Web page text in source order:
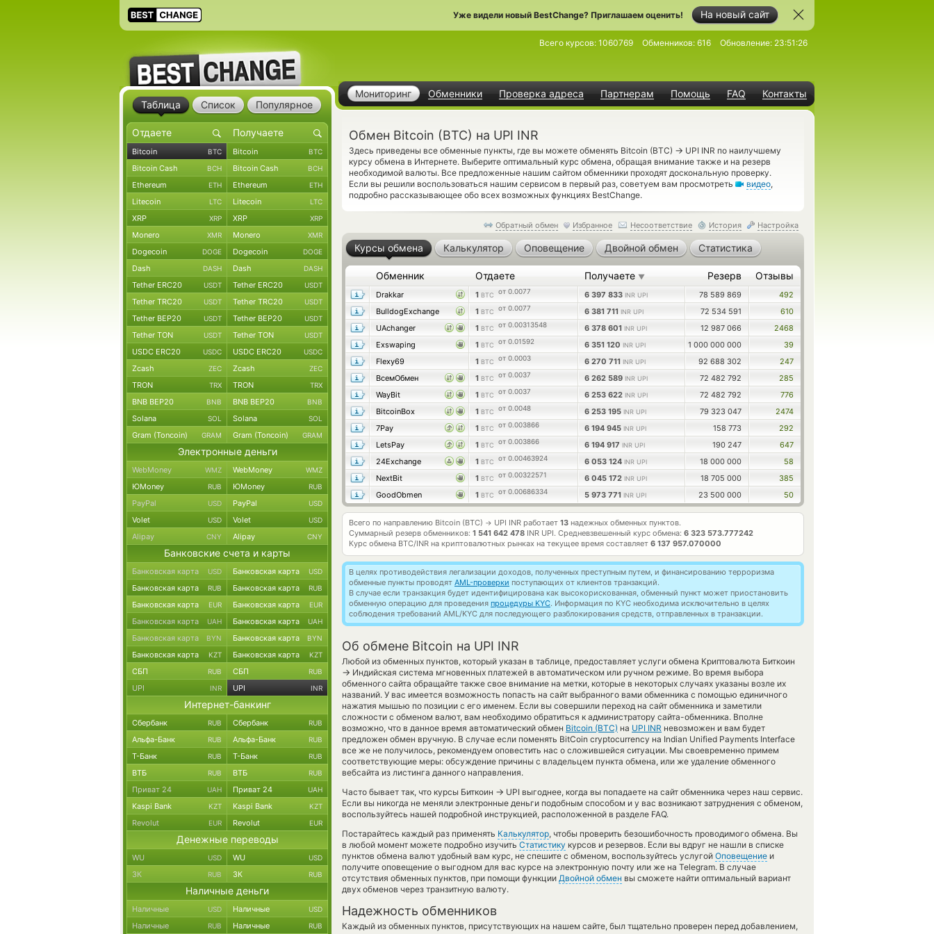
На новый сайт
Уже видели новый BestChange? Приглашаем оценить!
Мониторинг Обменники Проверка адреса Партнерам Помощь FAQ Контакты
Всего курсов: 1060769 Обменников: 616 Обновление: 23:51:26
Обмен Bitcoin (BTC) на UPI INR
Здесь приведены все обменные пункты, где вы можете обменять Bitcoin (BTC) → UPI INR по наилучшему
курсу обмена в Интернете. Выберите оптимальный курс обмена, обращая внимание также и на резерв
необходимой валюты. Все предложенные нашим сайтом обменники проходят доскональную проверку.
Если вы решили воспользоваться нашим сервисом в первый раз, советуем вам просмотреть
видео,
подробно рассказывающее обо всех возможных функциях BestChange.
Обратный обмен Избранное Несоответствие История Настройка
Курсы обмена Калькулятор Оповещение Двойной обмен Статистика
Обменник Отдаете Получаете ▼ Резерв Отзывы
Drakkar 1 BTC от 0.0077 6 397 833 INR UPI 78 589 869
492
BulldogExchange
1 BTC от 0.0077 6 381 711 INR UPI 72 534 591
610
UAchanger
1 BTC от 0.00313548 6 378 601 INR UPI 12 987 066
2468
Exswaping
1 BTC от 0.01592 6 351 120 INR UPI 1 000 000 000
39
Flexy69
1 BTC от 0.0003 6 270 711 INR UPI 92 688 302
247
ВсемОбмен
1 BTC от 0.0037 6 262 589 INR UPI 72 482 792
285
WayBit
1 BTC от 0.0037 6 253 622 INR UPI 72 482 792
776
BitcoinBox
1 BTC от 0.0048 6 253 195 INR UPI 79 323 047
2474
7Pay
1 BTC от 0.003866 6 194 945 INR UPI 158 773
292
LetsPay
1 BTC от 0.003866 6 194 917 INR UPI 190 247
647
24Exchange
1 BTC от 0.00463924 6 053 124 INR UPI 18 000 000
58
NextBit
1 BTC от 0.00322571 6 045 172 INR UPI 18 705 000
385
GoodObmen
1 BTC от 0.00686334 5 973 771 INR UPI 23 500 000 50
Всего по направлению Bitcoin (BTC) → UPI INR работает 13 надежных обменных пунктов.
Суммарный резерв обменников: 1 541 642 478 INR UPI. Средневзвешенный курс обмена: 6 323 573.777242
Курс обмена BTC/INR на криптовалютных рынках на текущее время составляет 6 137 957.070000
В целях противодействия легализации доходов, полученных преступным путем, и финансированию терроризма
обменные пункты проводят AML-проверки поступающих от клиентов транзакций.
В случае если транзакция будет идентифицирована как высокорискованная, обменный пункт может приостановить
обменную операцию для проведения процедуры KYC. Информация по KYC необходима исключительно в целях
соблюдения требований AML/KYC для последующего разблокирования средств, отправленных в транзакции.
Об обмене Bitcoin на UPI INR
Любой из обменных пунктов, который указан в таблице, предоставляет услуги обмена Криптовалюта Биткоин
→ Индийская система мгновенных платежей в автоматическом или ручном режиме. Во время выбора
обменного сайта обращайте также свое внимание на метки, которые в некоторых случаях указаны возле их
названий. У вас имеется возможность попасть на сайт выбранного вами обменника с помощью единичного
нажатия мышью по позиции с его именем. Если вы совершили переход на сайт обменника и заметили
сложности с обменом валют, вам необходимо обратиться к администратору сайта-обменника. Вполне
возможно, что в данное время автоматический обмен Bitcoin (BTC) на UPI INR невозможен и вам будет
предложен обмен вручную. В случае если поменять BitCoin cryptocurrency на Indian Unified Payments Interface
все же не получилось, рекомендуем оповестить нас о сложившейся ситуации. Мы своевременно примем
соответствующие меры: обсуждение причины с владельцем пункта обмена, или же удаление обменного
вебсайта из листинга данного направления.
Часто бывает так, что курсы Биткоин → UPI выгоднее, когда вы попадаете на сайт обменника через наш сервис.
Если вы никогда не меняли электронные деньги подобным способом и у вас возникают затруднения с обменом,
воспользуйтесь нашей подробной инструкцией, расположенной в разделе FAQ.
Постарайтесь каждый раз применять Калькулятор, чтобы проверить безошибочность проводимого обмена. Вы
в любой момент можете подробно изучить Статистику курсов и резервов. Если вы вдруг не нашли в списке
пунктов обмена валют удобный вам курс, не спешите с обменом, воспользуйтесь услугой Оповещение и
получите оповещение о выгодном для вас курсе на электронную почту или же на Telegram. В случае
отсутствия обменных пунктов, при помощи функции Двойной обмен вы сможете найти оптимальный вариант
двух обменов через транзитную валюту.
Надежность обменников
Каждый из обменных пунктов, присутствующих на нашем сайте, был тщательно проверен перед добавлением,
Таблица Список Популярное
Bitcoin BTC Bitcoin BTC
Bitcoin Cash BCH Bitcoin Cash BCH
Ethereum ETH Ethereum ETH
Litecoin LTC Litecoin LTC
XRP XRP XRP XRP
Monero XMR Monero XMR
Dogecoin DOGE Dogecoin DOGE
Dash DASH Dash DASH
Tether ERC20 USDT Tether ERC20 USDT
Tether TRC20 USDT Tether TRC20 USDT
Tether BEP20 USDT Tether BEP20 USDT
Tether TON USDT Tether TON USDT
USDC ERC20 USDC USDC ERC20 USDC
Zcash ZEC Zcash ZEC
TRON TRX TRON TRX
BNB BEP20 BNB BNB BEP20 BNB
Solana SOL Solana SOL
Gram (Toncoin) GRAM Gram (Toncoin) GRAM
Электронные деньги
WebMoney WMZ WebMoney WMZ
ЮMoney RUB ЮMoney RUB
PayPal USD PayPal USD
Volet USD Volet USD
Alipay CNY Alipay CNY
Банковские счета и карты
Банковская карта USD Банковская карта USD
Банковская карта RUB Банковская карта RUB
Банковская карта EUR Банковская карта EUR
Банковская карта UAH Банковская карта UAH
Банковская карта BYN Банковская карта BYN
Банковская карта KZT Банковская карта KZT
СБП RUB СБП RUB
UPI INR UPI INR
Интернет-банкинг
Сбербанк RUB Сбербанк RUB
Альфа-Банк RUB Альфа-Банк RUB
Т-Банк RUB Т-Банк RUB
ВТБ RUB ВТБ RUB
Приват 24 UAH Приват 24 UAH
Kaspi Bank KZT Kaspi Bank KZT
Revolut EUR Revolut EUR
Денежные переводы
WU USD WU USD
ЗК RUB ЗК RUB
Наличные деньги
Наличные USD Наличные USD
Наличные RUB Наличные RUB